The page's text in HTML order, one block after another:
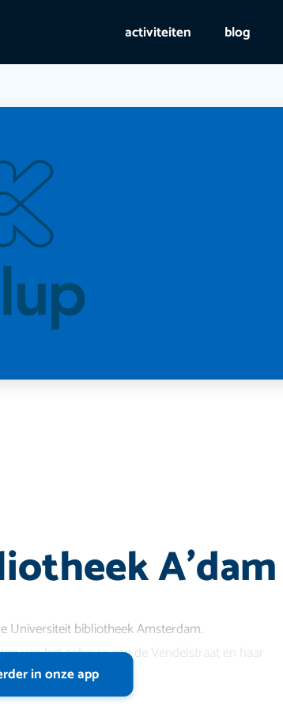
activiteiten blog
A’dam
Universiteit bibliotheek Amsterdam.
van het gebouw aan de Vendelstraat en haar
in onze app